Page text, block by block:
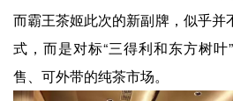
而霸王茶姬此次的新副牌，似乎并
式，而是对标“三得利和东方树
售、可外带的纯茶市场。